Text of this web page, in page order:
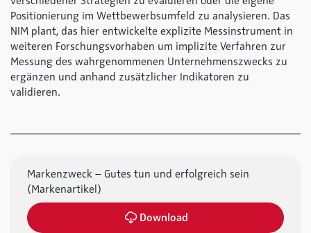
Markenzweck – Gutes tun und erfolgreich sein
(Markenartikel)
Download
Positionierung im Wettbewerbsumfeld zu analysieren. Das
NIM plant, das hier entwickelte explizite Messinstrument in
weiteren Forschungsvorhaben um implizite Verfahren zur
Messung des wahrgenommenen Unternehmenszwecks zu
ergänzen und anhand zusätzlicher Indikatoren zu
validieren.